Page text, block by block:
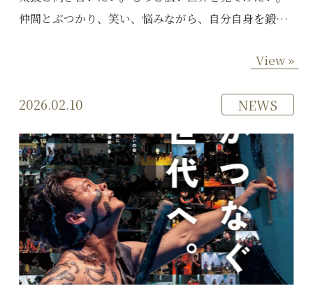
仲間とぶつかり、笑い、悩みながら、自分自身を鍛…
View »
2026.02.10 NEWS